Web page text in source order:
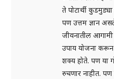
ते पोटार्थी
पण उत्तम ज्ञान
जीवनातील
उपाय योजना करून
शक्य होते. पण या
रुचणार नाहीत. पण